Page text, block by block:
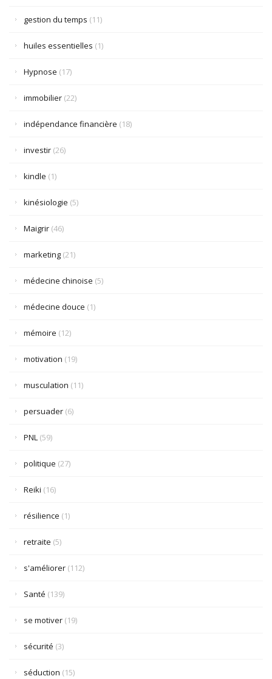
gestion du temps (11)
huiles essentielles (1)
Hypnose (17)
immobilier (22)
indépendance financière (18)
investir (26)
kindle (1)
kinésiologie (5)
Maigrir (46)
marketing (21)
médecine chinoise (5)
médecine douce (1)
mémoire (12)
motivation (19)
musculation (11)
persuader (6)
PNL (59)
politique (27)
Reiki (16)
résilience (1)
retraite (5)
s'améliorer (112)
Santé (139)
se motiver (19)
sécurité (3)
séduction (15)